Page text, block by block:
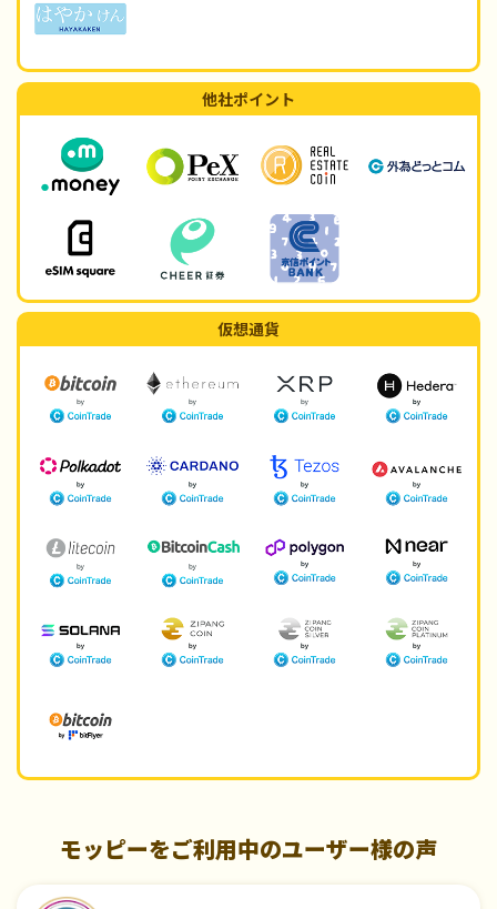
他社ポイント
仮想通貨
モッピーをご利用中のユーザー様の声